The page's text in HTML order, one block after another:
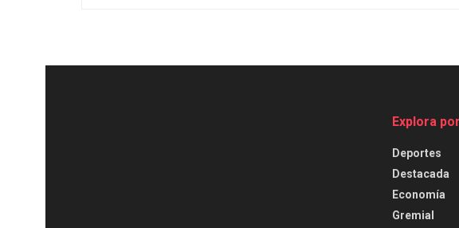
Explora
Deportes
Destacada
Economía
Gremial